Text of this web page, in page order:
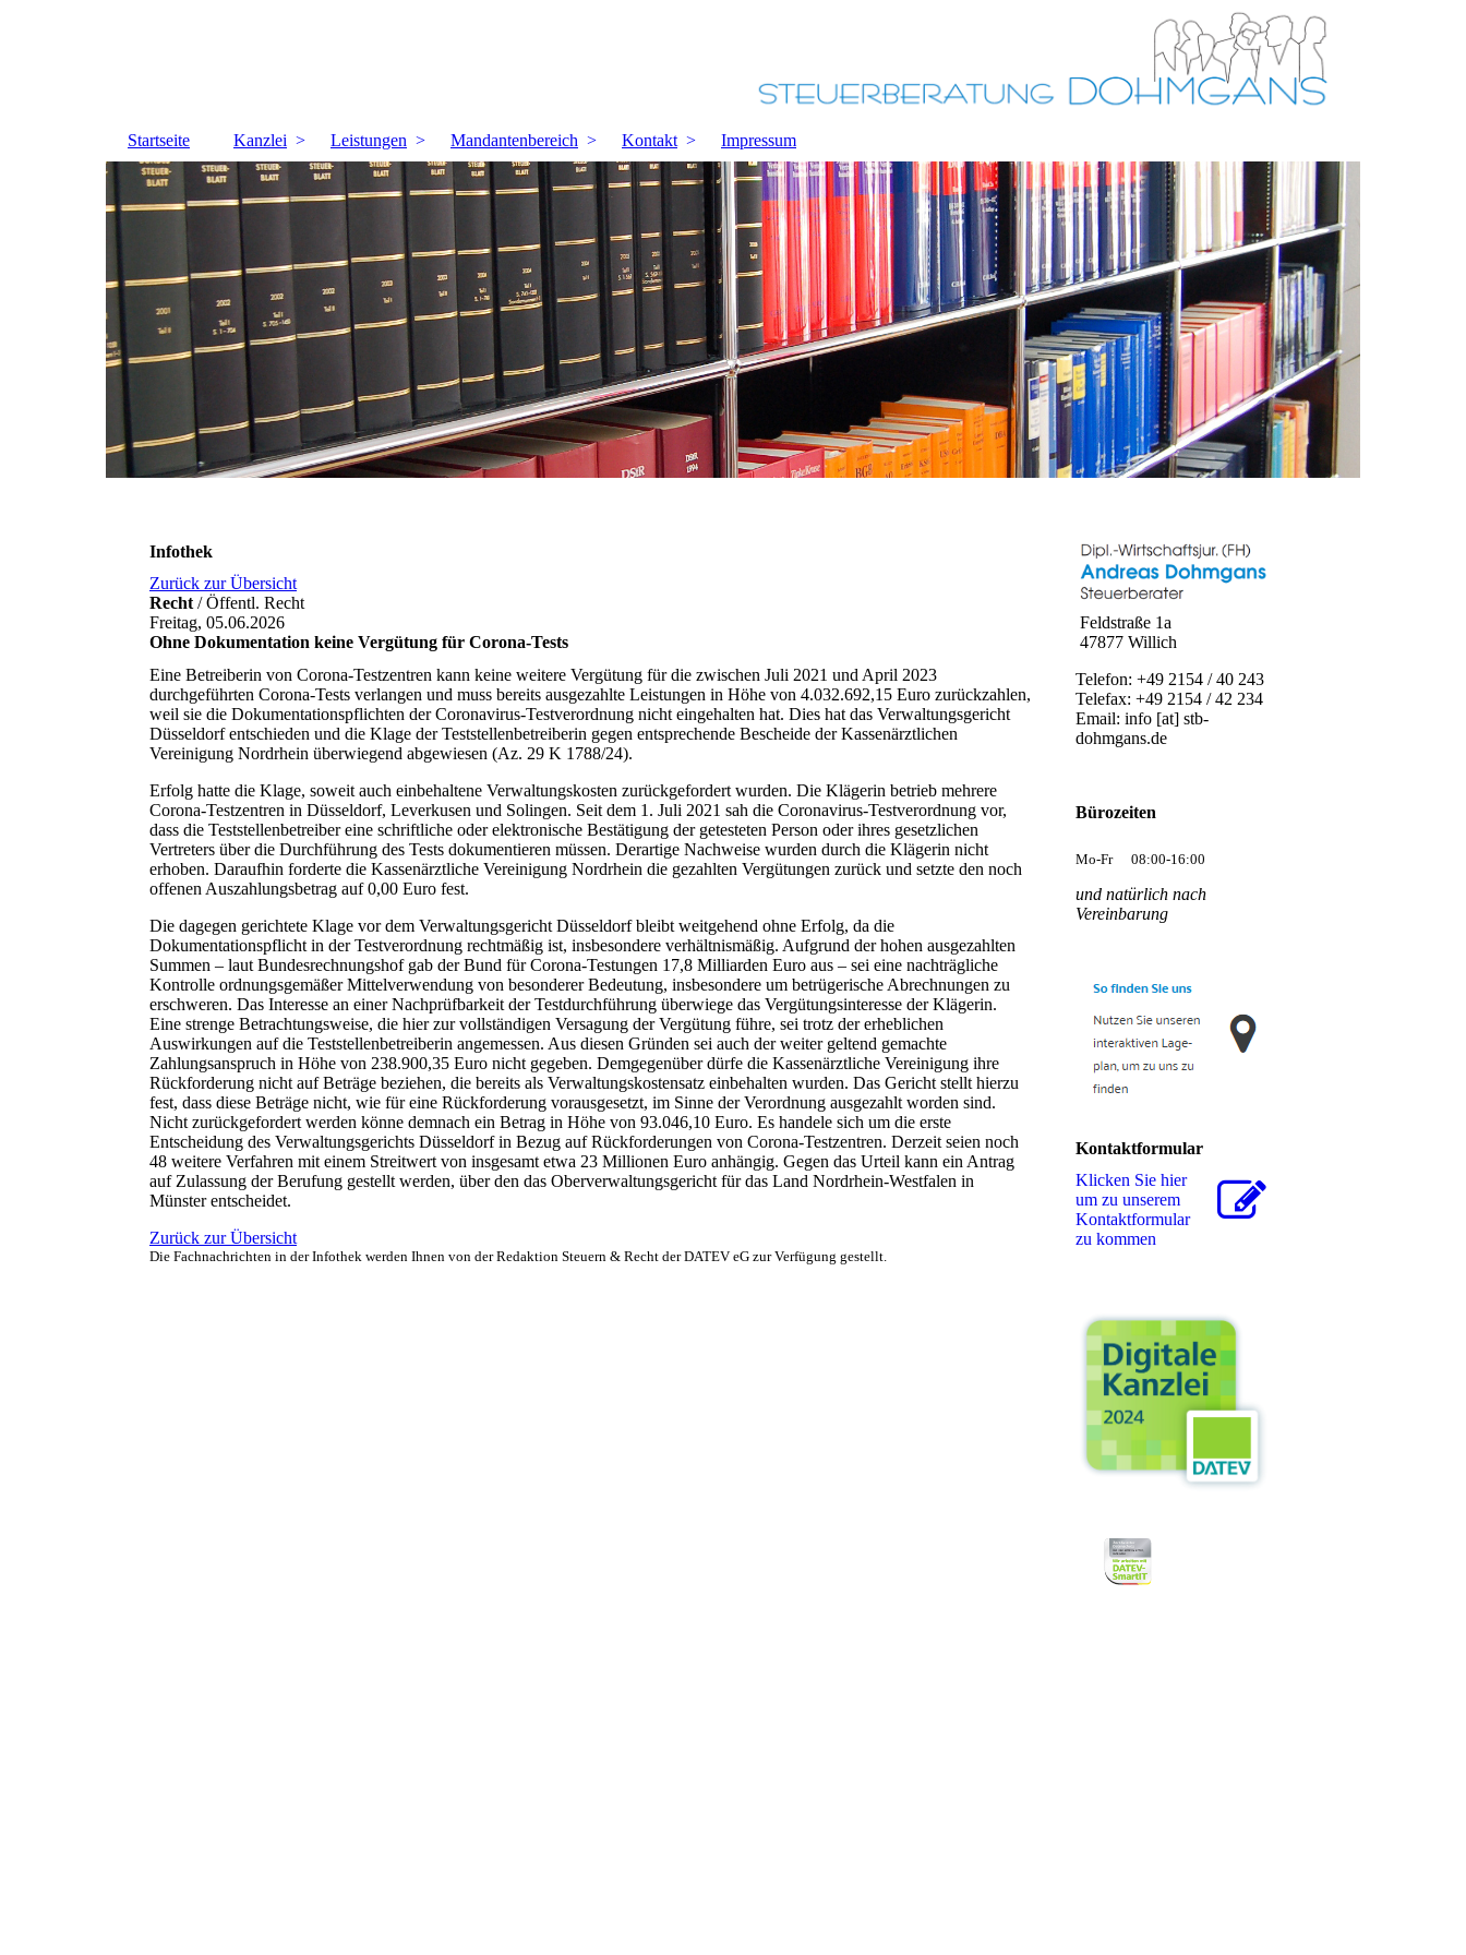
Startseite Kanzlei Leistungen Mandantenbereich Kontakt Impressum
Infothek
Zurück zur Übersicht
Recht / Öffentl. Recht
Freitag, 05.06.2026
Ohne Dokumentation keine Vergütung für Corona-Tests
Eine Betreiberin von Corona-Testzentren kann keine weitere Vergütung für die zwischen Juli 2021 und April 2023
durchgeführten Corona-Tests verlangen und muss bereits ausgezahlte Leistungen in Höhe von 4.032.692,15 Euro zurückzahlen,
weil sie die Dokumentationspflichten der Coronavirus-Testverordnung nicht eingehalten hat. Dies hat das Verwaltungsgericht
Düsseldorf entschieden und die Klage der Teststellenbetreiberin gegen entsprechende Bescheide der Kassenärztlichen
Vereinigung Nordrhein überwiegend abgewiesen (Az. 29 K 1788/24).
Erfolg hatte die Klage, soweit auch einbehaltene Verwaltungskosten zurückgefordert wurden. Die Klägerin betrieb mehrere
Corona-Testzentren in Düsseldorf, Leverkusen und Solingen. Seit dem 1. Juli 2021 sah die Coronavirus-Testverordnung vor,
dass die Teststellenbetreiber eine schriftliche oder elektronische Bestätigung der getesteten Person oder ihres gesetzlichen
Vertreters über die Durchführung des Tests dokumentieren müssen. Derartige Nachweise wurden durch die Klägerin nicht
erhoben. Daraufhin forderte die Kassenärztliche Vereinigung Nordrhein die gezahlten Vergütungen zurück und setzte den noch
offenen Auszahlungsbetrag auf 0,00 Euro fest.
Die dagegen gerichtete Klage vor dem Verwaltungsgericht Düsseldorf bleibt weitgehend ohne Erfolg, da die
Dokumentationspflicht in der Testverordnung rechtmäßig ist, insbesondere verhältnismäßig. Aufgrund der hohen ausgezahlten
Summen – laut Bundesrechnungshof gab der Bund für Corona-Testungen 17,8 Milliarden Euro aus – sei eine nachträgliche
Kontrolle ordnungsgemäßer Mittelverwendung von besonderer Bedeutung, insbesondere um betrügerische Abrechnungen zu
erschweren. Das Interesse an einer Nachprüfbarkeit der Testdurchführung überwiege das Vergütungsinteresse der Klägerin.
Eine strenge Betrachtungsweise, die hier zur vollständigen Versagung der Vergütung führe, sei trotz der erheblichen
Auswirkungen auf die Teststellenbetreiberin angemessen. Aus diesen Gründen sei auch der weiter geltend gemachte
Zahlungsanspruch in Höhe von 238.900,35 Euro nicht gegeben. Demgegenüber dürfe die Kassenärztliche Vereinigung ihre
Rückforderung nicht auf Beträge beziehen, die bereits als Verwaltungskostensatz einbehalten wurden. Das Gericht stellt hierzu
fest, dass diese Beträge nicht, wie für eine Rückforderung vorausgesetzt, im Sinne der Verordnung ausgezahlt worden sind.
Nicht zurückgefordert werden könne demnach ein Betrag in Höhe von 93.046,10 Euro. Es handele sich um die erste
Entscheidung des Verwaltungsgerichts Düsseldorf in Bezug auf Rückforderungen von Corona-Testzentren. Derzeit seien noch
48 weitere Verfahren mit einem Streitwert von insgesamt etwa 23 Millionen Euro anhängig. Gegen das Urteil kann ein Antrag
auf Zulassung der Berufung gestellt werden, über den das Oberverwaltungsgericht für das Land Nordrhein-Westfalen in
Münster entscheidet.
Zurück zur Übersicht
Die Fachnachrichten in der Infothek werden Ihnen von der Redaktion Steuern & Recht der DATEV eG zur Verfügung gestellt.
Feldstraße 1a
47877 Willich
Telefon: +49 2154 / 40 243
Telefax: +49 2154 / 42 234
Email: info [at] stb-
dohmgans.de
Bürozeiten
Mo-Fr 08:00-16:00
und natürlich nach
Vereinbarung
Kontaktformular
Klicken Sie hier
um zu unserem
Kon­takt­for­mu­lar
zu kommen